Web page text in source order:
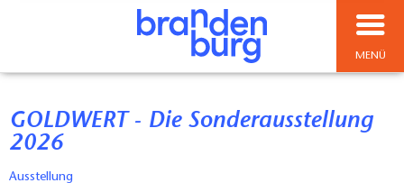
MENÜ
GOLDWERT - Die Sonderausstellung
2026
Ausstellung